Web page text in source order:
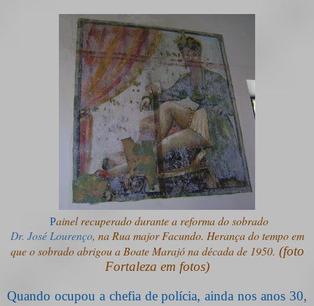
Painel recuperado durante a reforma do sobrado
Dr. José Lourenço, na Rua major Facundo. Herança do tempo em
que o sobrado abrigou a Boate Marajó na década de 1950. (foto
Fortaleza em fotos)
Quando ocupou a chefia de polícia, ainda nos anos 30,